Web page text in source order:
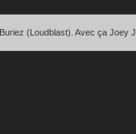
(Loudblast). Avec ça Joey